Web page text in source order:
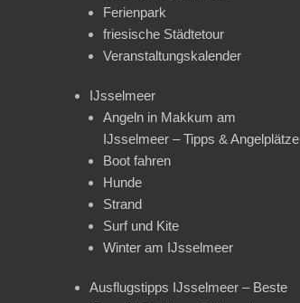
Ferienpark
friesische Städtetour
Veranstaltungskalender
IJsselmeer
Angeln in Makkum am
IJsselmeer – Tipps & Angelplätze
Boot fahren
Hunde
Strand
Surf und Kite
Winter am IJsselmeer
Ausflugstipps IJsselmeer – Beste